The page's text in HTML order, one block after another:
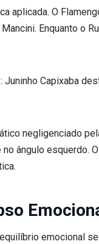
aplicada. O
Enquanto
Capixaba
negligenciado
ângulo esquerdo.
emocional